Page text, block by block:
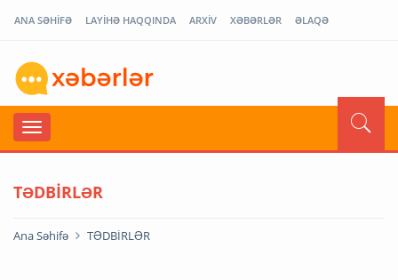
ANA SƏHİFƏ LAYİHƏ HAQQINDA ARXİV XƏBƏRLƏR ƏLAQƏ
TƏDBİRLƏR
Ana Səhifə TƏDBİRLƏR